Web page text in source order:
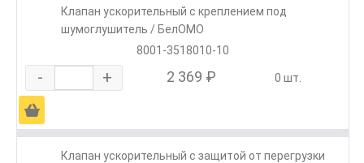
Клапан ускорительный с креплением под
шумоглушитель / БелОМО
8001-3518010-10
- + 2 369 ₽ 0 шт.
Ä
Клапан ускорительный с защитой от перегрузки